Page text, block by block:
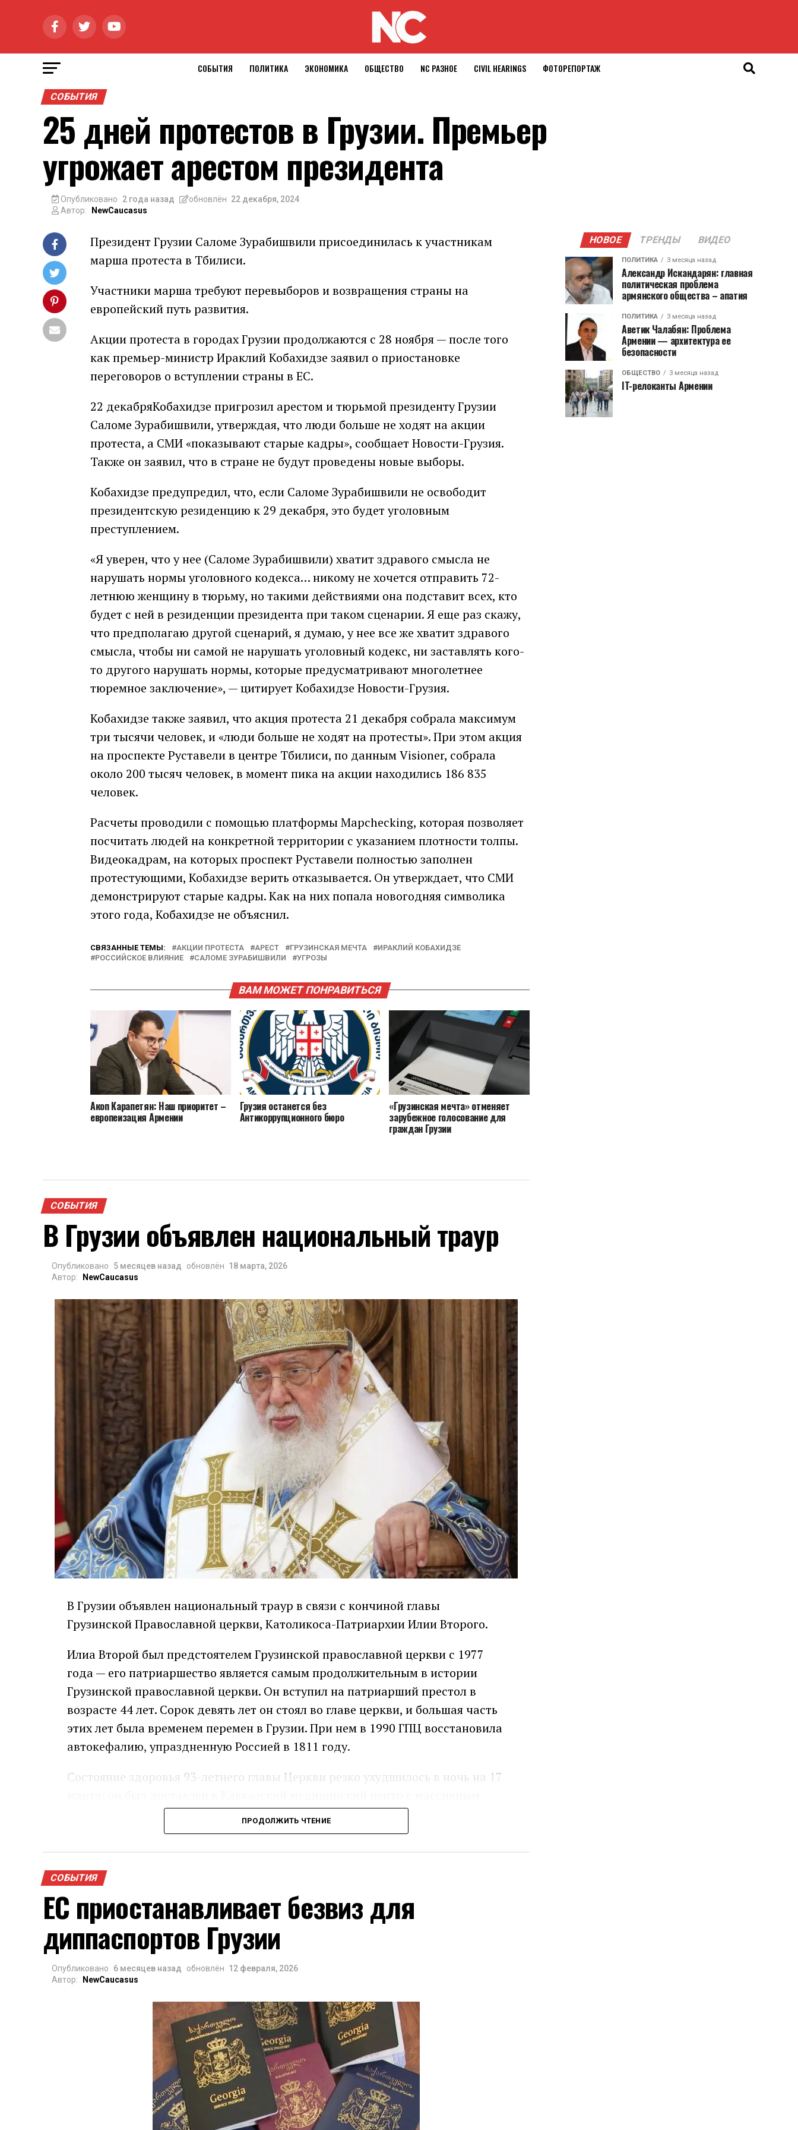
СОБЫТИЯ ПОЛИТИКА ЭКОНОМИКА ОБЩЕСТВО NC РАЗНОЕ CIVIL HEARINGS ФОТОРЕПОРТАЖ
СОБЫТИЯ
25 дней протестов в Грузии. Премьер
угрожает арестом президента
Опубликовано 2 года назад обновлён 22 декабря, 2024
Автор:
NewCaucasus
Президент Грузии Саломе Зурабишвили присоединилась к участникам
марша протеста в Тбилиси.
Участники марша требуют перевыборов и возвращения страны на
европейский путь развития.
Акции протеста в городах Грузии продолжаются с 28 ноября — после того
как премьер-министр Ираклий Кобахидзе заявил о приостановке
переговоров о вступлении страны в ЕС.
22 декабряКобахидзе пригрозил арестом и тюрьмой президенту Грузии
Саломе Зурабишвили, утверждая, что люди больше не ходят на акции
протеста, а СМИ «показывают старые кадры», сообщает Новости-Грузия.
Также он заявил, что в стране не будут проведены новые выборы.
Кобахидзе предупредил, что, если Саломе Зурабишвили не освободит
президентскую резиденцию к 29 декабря, это будет уголовным
преступлением.
«Я уверен, что у нее (Саломе Зурабишвили) хватит здравого смысла не
нарушать нормы уголовного кодекса… никому не хочется отправить 72-
летнюю женщину в тюрьму, но такими действиями она подставит всех, кто
будет с ней в резиденции президента при таком сценарии. Я еще раз скажу,
что предполагаю другой сценарий, я думаю, у нее все же хватит здравого
смысла, чтобы ни самой не нарушать уголовный кодекс, ни заставлять кого-
то другого нарушать нормы, которые предусматривают многолетнее
тюремное заключение», — цитирует Кобахидзе Новости-Грузия.
Кобахидзе также заявил, что акция протеста 21 декабря собрала максимум
три тысячи человек, и «люди больше не ходят на протесты». При этом акция
на проспекте Руставели в центре Тбилиси, по данным Visioner, собрала
около 200 тысяч человек, в момент пика на акции находились 186 835
человек.
Расчеты проводили с помощью платформы Mapchecking, которая позволяет
посчитать людей на конкретной территории с указанием плотности толпы.
Видеокадрам, на которых проспект Руставели полностью заполнен
протестующими, Кобахидзе верить отказывается. Он утверждает, что СМИ
демонстрируют старые кадры. Как на них попала новогодняя символика
этого года, Кобахидзе не объяснил.
СВЯЗАННЫЕ ТЕМЫ: АКЦИИ ПРОТЕСТА АРЕСТ ГРУЗИНСКАЯ МЕЧТА
ИРАКЛИЙ КОБАХИДЗЕ
РОССИЙСКОЕ ВЛИЯНИЕ
САЛОМЕ ЗУРАБИШВИЛИ УГРОЗЫ
ВАМ МОЖЕТ ПОНРАВИТЬСЯ
Акоп Карапетян: Наш приоритет –
европеизация Армении
Грузия останется без
Антикоррупционного бюро
«Грузинская мечта» отменяет
зарубежное голосование для
граждан Грузии
СОБЫТИЯ
В Грузии объявлен национальный траур
Опубликовано 5 месяцев назад обновлён 18 марта, 2026
Автор:
NewCaucasus
В Грузии объявлен национальный траур в связи с кончиной главы
Грузинской Православной церкви, Католикоса-Патриархии Илии Второго.
Илиа Второй был предстоятелем Грузинской православной церкви с 1977
года — его патриаршество является самым продолжительным в истории
Грузинской православной церкви. Он вступил на патриарший престол в
возрасте 44 лет. Сорок девять лет он стоял во главе церкви, и большая часть
этих лет была временем перемен в Грузии. При нем в 1990 ГПЦ восстановила
автокефалию, упраздненную Россией в 1811 году.
Состояние здоровья 93-летнего главы Церкви резко ухудшилось в ночь на 17
внутренним кровотечением. Илиа Второй скончался в больнице около
девяти вечера 17 марта
ПРОДОЛЖИТЬ ЧТЕНИЕ
СОБЫТИЯ
ЕС приостанавливает безвиз для
диппаспортов Грузии
Опубликовано 6 месяцев назад обновлён 12 февраля, 2026
Автор:
NewCaucasus
НОВОЕ ТРЕНДЫ ВИДЕО
ПОЛИТИКА 3 месяца назад
Александр Искандарян: главная
политическая проблема
армянского общества – апатия
ПОЛИТИКА 3 месяца назад
Аветик Чалабян: Проблема
Армении — архитектура ее
безопасности
ОБЩЕСТВО 3 месяца назад
IT-релоканты Армении